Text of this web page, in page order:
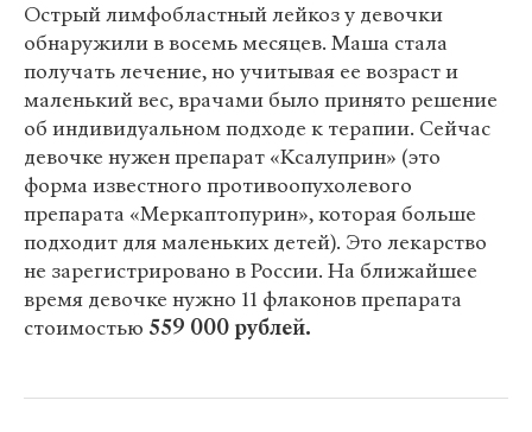
Острый лимфобластный лейкоз у девочки
обнаружили в восемь месяцев. Маша стала
получать лечение, но учитывая ее возраст и
маленький вес, врачами было принято решение
об индивидуальном подходе к терапии. Сейчас
девочке нужен препарат «Ксалуприн» (это
форма известного противоопухолевого
препарата «Меркаптопурин», которая больше
подходит для маленьких детей). Это лекарство
не зарегистрировано в России. На ближайшее
время девочке нужно 11 флаконов препарата
стоимостью 559 000 рублей.